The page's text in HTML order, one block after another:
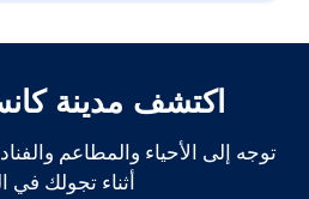
اكتشف مدينة
توجه إلى الأحياء والمطاعم
أثناء تجولك في